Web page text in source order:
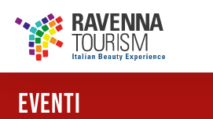
eventi